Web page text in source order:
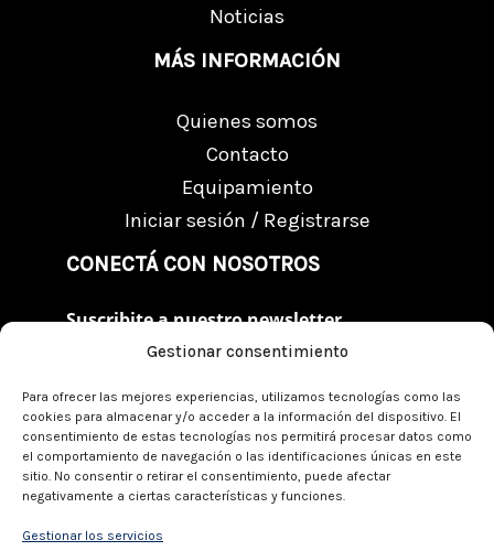
Gestionar consentimiento
Para ofrecer las mejores experiencias, utilizamos tecnologías como las
cookies para almacenar y/o acceder a la información del dispositivo. El
consentimiento de estas tecnologías nos permitirá procesar datos como
el comportamiento de navegación o las identificaciones únicas en este
sitio. No consentir o retirar el consentimiento, puede afectar
negativamente a ciertas características y funciones.
Gestionar los servicios
Noticias
MÁS INFORMACIÓN
Quienes somos
Contacto
Equipamiento
Iniciar sesión / Registrarse
CONECTÁ CON NOSOTROS
Suscribite a nuestro newsletter